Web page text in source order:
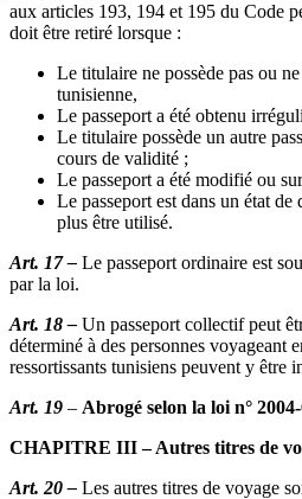
aux articles 193, 194 et 195 du Code
doit être retiré lorsque :
Le titulaire ne possède pas ou
tunisienne,
Le passeport a été obtenu
Le titulaire possède un autre
cours de validité ;
Le passeport a été modifié ou
Le passeport est dans un état
plus être utilisé.
Art. 17 – Le passeport ordinaire est
par la loi.
Art. 18 – Un passeport collectif peut
déterminé à des personnes voyageant
ressortissants tunisiens peuvent y être
Art. 19 – Abrogé selon la loi n°
CHAPITRE III – Autres titres de
Art. 20 – Les autres titres de voyage